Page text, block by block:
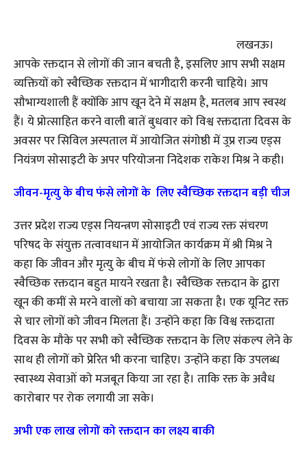
लखनऊ।
आपके रक्तदान से लोगों की जान बचती है, इसलिए आप सभी सक्षम
व्यक्तियों को स्वैच्छिक रक्तदान में भागीदारी करनी चाहिये। आप
सौभाग्यशाली हैं क्योंकि आप खून देने में सक्षम है, मतलब आप स्वस्थ
हैं। ये प्रोत्साहित करने वाली बातें बुधवार को विश्व रक्तदाता दिवस के
अवसर पर सिविल अस्पताल में आयोजित संगोष्ठी में उ्रप्र राज्य एड्स
नियंत्रण सोसाइटी के अपर परियोजना निदेशक राकेश मिश्र ने कही।
जीवन-मृत्यु के बीच फंसे लोगों के लिए स्वैच्छिक रक्तदान बड़ी चीज
उत्तर प्रदेश राज्य एड्स नियन्त्रण सोसाइटी एवं राज्य रक्त संचरण
परिषद के संयुक्त तत्वावधान में आयोजित कार्यक्रम में श्री मिश्र ने
कहा कि जीवन और मृत्यु के बीच में फंसे लोगों के लिए आपका
स्वैच्छिक रक्तदान बहुत मायने रखता है। स्वैच्छिक रक्तदान के द्वारा
खून की कमीं से मरने वालों को बचाया जा सकता है। एक यूनिट रक्त
से चार लोगों को जीवन मिलता हैं। उन्होंने कहा कि विश्व रक्तदाता
दिवस के मौके पर सभी को स्वैच्छिक रक्तदान के लिए संकल्प लेने के
साथ ही लोगों को प्रेरित भी करना चाहिए। उन्होंने कहा कि उपलब्ध
स्वास्थ्य सेवाओं को मजबूत किया जा रहा है। ताकि रक्त के अवैध
कारोबार पर रोक लगायी जा सके।
अभी एक लाख लोगों को रक्तदान का लक्ष्य बाकी